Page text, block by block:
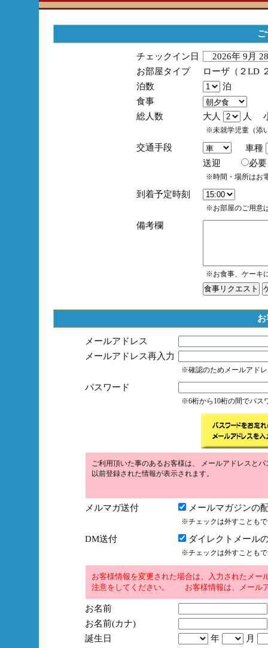
チェックイン日
2026年 9月
お部屋タイプ
ローザ（２LD
泊数
泊
食事
総人数
大人 人
※未就学児童（添
交通手段
車種
送迎
※時間・場所はお
到着予定時刻
※お部屋のご用意
備考欄
※お食事、ケーキ
メールアドレス
メールアドレス再入力
※確認のためメールアド
パスワード
※6桁から10桁の間でパス
ご利用頂いた事のあるお客様は、 メールアドレスと
以前登録された情報が表示されます。
メルマガ送付 メールマガジンの
※チェックは外すことも
DM送付 ダイレクトメール
※チェックは外すことも
お客様情報を変更された場合は、入力されたメ
注意をしてください。 お客様情報は、メール
お名前
お名前(カナ)
誕生日
年
月